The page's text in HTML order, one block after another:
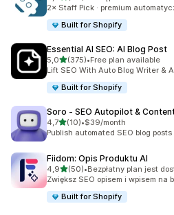
2× Staff Pick · premium
Built for Shopify
Essential AI SEO: AI Blog Post
5,0na 5 gwiazdek
(375)
Łączna liczba recenzji: 375
•Free plan available
Lift SEO With Auto Blog Writer &
Built for Shopify
Soro ‑ SEO Autopilot &
4,7na 5 gwiazdek
(10)
Łączna liczba recenzji: 10
•$39/month
Publish automated SEO blog
Fiidom: Opis Produktu AI
4,9na 5 gwiazdek
(50)
Łączna liczba recenzji: 50
•Bezpłatny plan jest
Zwiększ SEO opisem i wpisem na
Built for Shopify